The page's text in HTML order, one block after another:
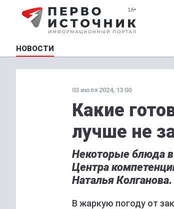
НОВОСТИ
03 июля 2024, 13:00
Какие
лучше не
Некоторые блюда
Центра
Наталья Колганова.
В жаркую погоду от